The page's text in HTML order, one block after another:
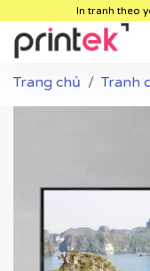
In tranh theo
Trang chủ Tranh